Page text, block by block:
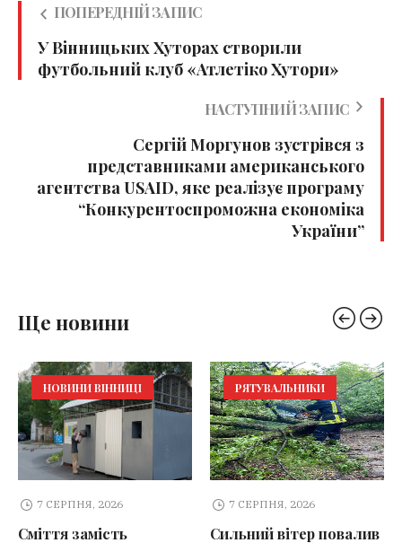
ПОПЕРЕДНІЙ ЗАПИС
У Вінницьких Хуторах створили
футбольний клуб «Атлетіко Хутори»
НАСТУПНИЙ ЗАПИС
Сергій Моргунов зустрівся з
представниками американського
агентства USAID, яке реалізує програму
“Конкурентоспроможна економіка
України”
Ще новини
НОВИНИ ВІННИЦІ
7 СЕРПНЯ, 2026
Сміття замість
РЯТУВАЛЬНИКИ
7 СЕРПНЯ, 2026
Сильний вітер повалив